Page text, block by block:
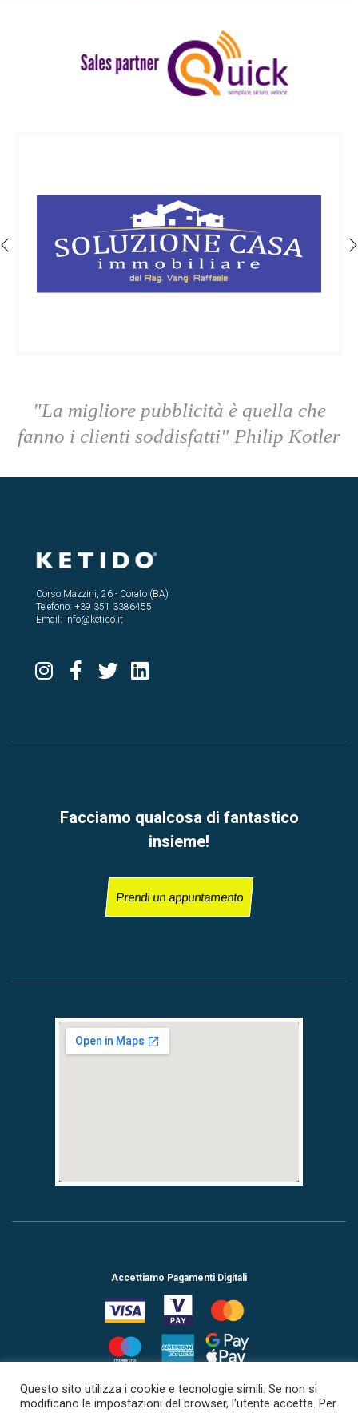
"La migliore pubblicità è quella che
fanno i clienti soddisfatti" Philip Kotler
Corso Mazzini, 26 - Corato (BA)
Telefono: +39 351 3386455
Email: info@ketido.it
Facciamo qualcosa di fantastico
insieme!
Prendi un appuntamento
Accettiamo Pagamenti Digitali
Questo sito utilizza i cookie e tecnologie simili. Se non si
modificano le impostazioni del browser, l'utente accetta. Per